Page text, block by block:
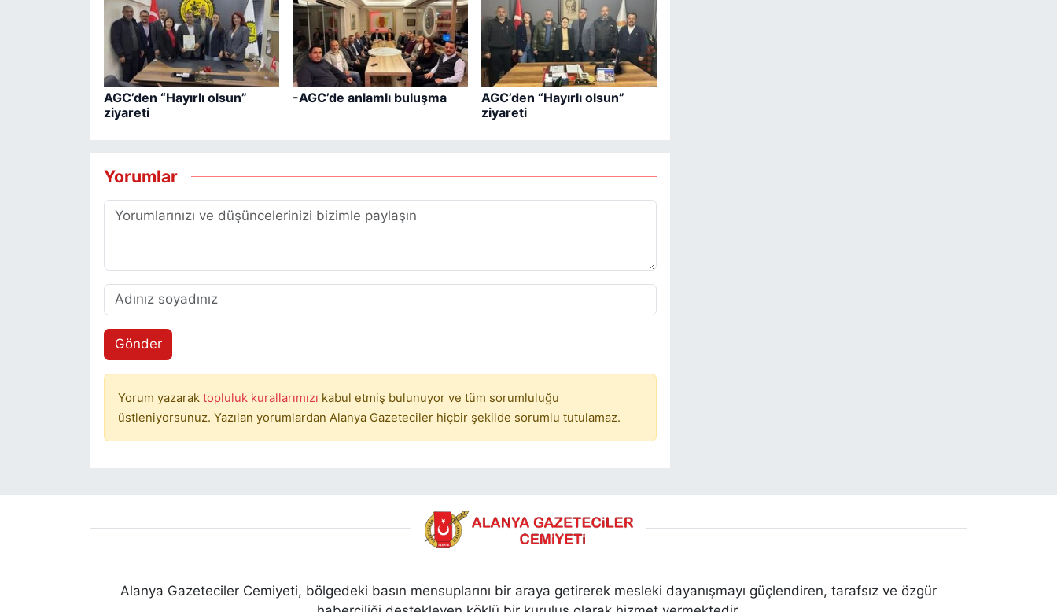
AGC’den “Hayırlı olsun”
ziyareti
-AGC’de anlamlı buluşma
AGC’den “Hayırlı olsun”
ziyareti
Yorumlar
Gönder
Yorum yazarak topluluk kurallarımızı kabul etmiş bulunuyor ve tüm sorumluluğu
üstleniyorsunuz. Yazılan yorumlardan Alanya Gazeteciler hiçbir şekilde sorumlu tutulamaz.
Alanya Gazeteciler Cemiyeti, bölgedeki basın mensuplarını bir araya getirerek mesleki dayanışmayı güçlendiren, tarafsız ve özgür